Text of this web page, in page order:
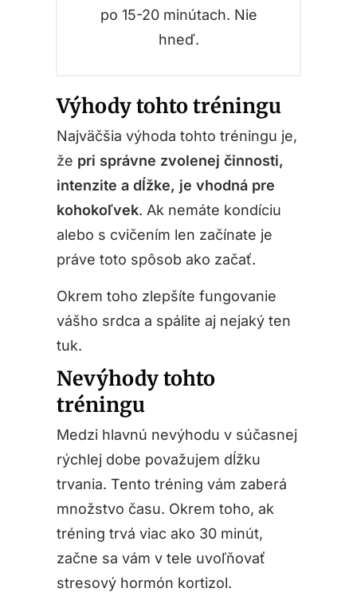
po 15-20 minútach. Nie
hneď.
Výhody tohto tréningu
Najväčšia výhoda tohto tréningu je,
že pri správne zvolenej činnosti,
intenzite a dĺžke, je vhodná pre
kohokoľvek. Ak nemáte kondíciu
alebo s cvičením len začínate je
práve toto spôsob ako začať.
Okrem toho zlepšíte fungovanie
vášho srdca a spálite aj nejaký ten
tuk.
Nevýhody tohto
tréningu
Medzi hlavnú nevýhodu v súčasnej
rýchlej dobe považujem dĺžku
trvania. Tento tréning vám zaberá
množstvo času. Okrem toho, ak
tréning trvá viac ako 30 minút,
začne sa vám v tele uvoľňovať
stresový hormón kortizol.